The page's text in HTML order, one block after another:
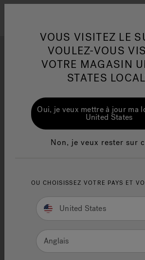
Jacuzzi® Sensational
Wellness™
One Page
GALERIE PHOTO
et idées créatives des inconditionnels
Jacuzzi®.
VOUS VISITEZ LE
VOULEZ-VOUS
VOTRE MAGASIN
STATES
Oui, je veux mettre à jour ma
United States
Non, je veux rester sur
OU CHOISISSEZ VOTRE PAYS ET
United States
Anglais